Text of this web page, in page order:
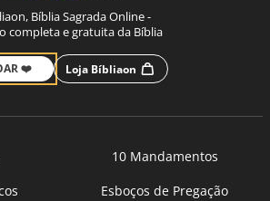
Bíblia Sagrada Online -
completa e gratuita da Bíblia
❤️ Loja Bíbliaon
10 Mandamentos
Esboços de Pregação